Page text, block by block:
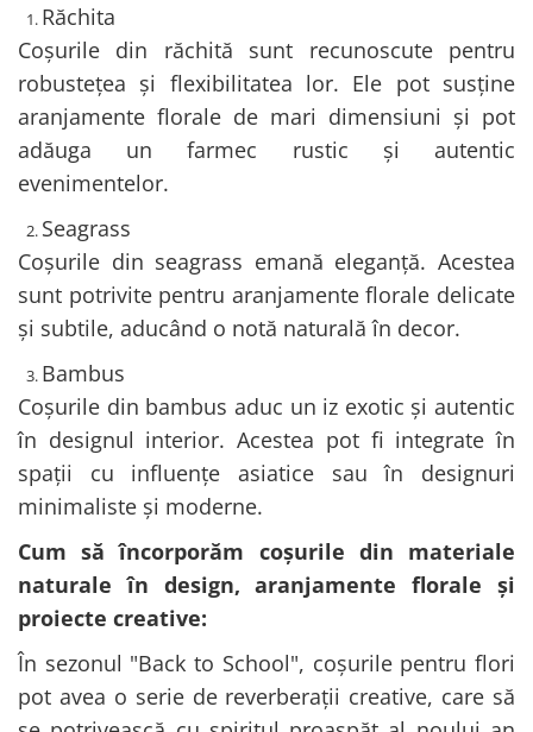
Răchita
Coșurile din răchită sunt recunoscute pentru
robustețea și flexibilitatea lor. Ele pot susține
aranjamente florale de mari dimensiuni și pot
adăuga un farmec rustic și autentic
evenimentelor.
Seagrass
Coșurile din seagrass emană eleganță. Acestea
sunt potrivite pentru aranjamente florale delicate
și subtile, aducând o notă naturală în decor.
Bambus
Coșurile din bambus aduc un iz exotic și autentic
în designul interior. Acestea pot fi integrate în
spații cu influențe asiatice sau în designuri
minimaliste și moderne.
Cum să încorporăm coșurile din materiale
naturale în design, aranjamente florale și
proiecte creative:
În sezonul "Back to School", coșurile pentru flori
pot avea o serie de reverberații creative, care să